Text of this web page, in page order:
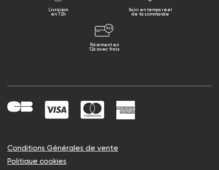
Livraison
en 72h
Suivi en temps réel
de ta commande
Paiement en
12x avec frais
Conditions Générales de vente
Politique cookies